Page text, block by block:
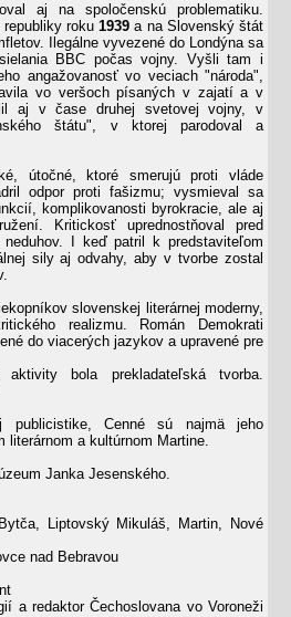
aj na spoločenskú problematiku.
republiky roku1939 a na Slovenský štát
Ilegálne vyvezené do Londýna sa
BBC počas vojny. Vyšli tam i
angažovanosť vo veciach "národa",
vo veršoch písaných v zajatí a v
aj v čase druhej svetovej vojny, v
štátu", v ktorej parodoval a
útočné, ktoré smerujú proti vláde
odpor proti fašizmu; vysmieval sa
komplikovanosti byrokracie, ale aj
Kritickosť uprednostňoval pred
I keď patril k predstaviteľom
sily aj odvahy, aby v tvorbe zostal
slovenskej literárnej moderny,
realizmu. Román Demokrati
do viacerých jazykov a upravené pre
bola prekladateľská tvorba.
publicistike, Cenné sú najmä jeho
literárnom a kultúrnom Martine.
Janka Jesenského.
Liptovský Mikuláš, Martin, Nové
nad Bebravou
a redaktor Čechoslovana vo Voroneži